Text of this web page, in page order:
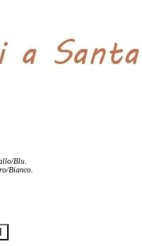
Blu.
Bianco.